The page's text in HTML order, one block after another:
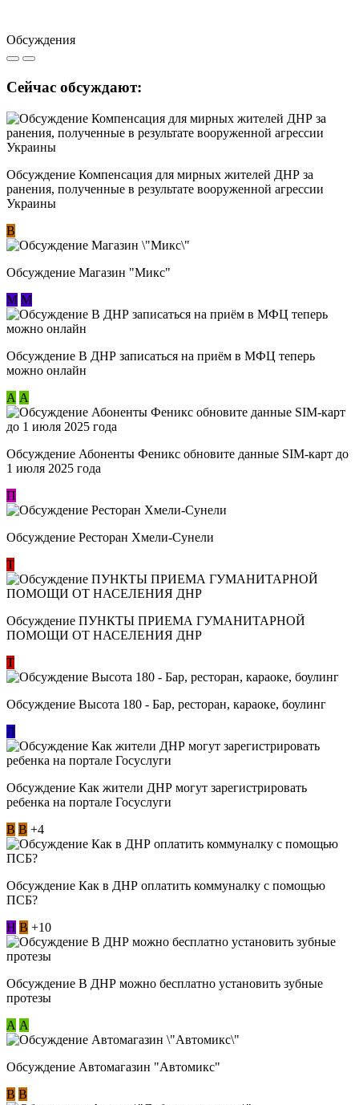
Обсуждения
Сейчас обсуждают:
Обсуждение Компенсация для мирных жителей ДНР за
ранения, полученные в результате вооруженной агрессии
Украины
В
Обсуждение Магазин "Микс"
М М
Обсуждение В ДНР записаться на приём в МФЦ теперь
можно онлайн
А А
Обсуждение Абоненты Феникс обновите данные SIM-карт до
1 июля 2025 года
П
Обсуждение Ресторан Хмели-Сунели
Т
Обсуждение ​ПУНКТЫ ПРИЕМА ГУМАНИТАРНОЙ
ПОМОЩИ ОТ НАСЕЛЕНИЯ ДНР
Т
Обсуждение Высота 180 - Бар, ресторан, караоке, боулинг
Л
Обсуждение Как жители ДНР могут зарегистрировать
ребенка на портале Госуслуги
В В +4
Обсуждение Как в ДНР оплатить коммуналку с помощью
ПСБ?
Н В +10
Обсуждение В ДНР можно бесплатно установить зубные
протезы
А А
Обсуждение Автомагазин "Автомикс"
В В